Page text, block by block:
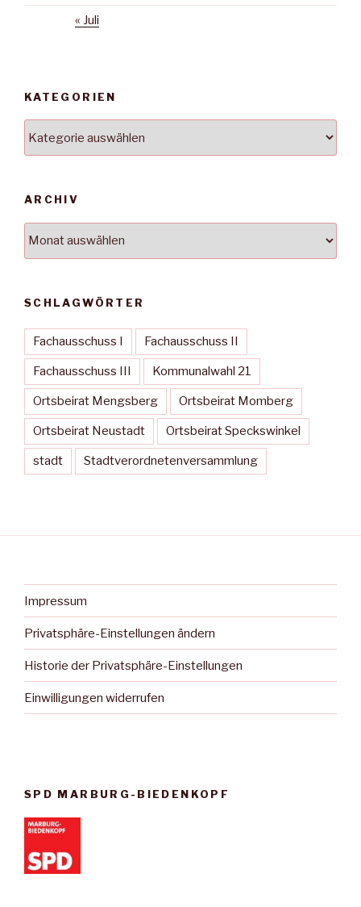
« Juli
KATEGORIEN
ARCHIV
SCHLAGWÖRTER
Fachausschuss I Fachausschuss II
Fachausschuss III Kommunalwahl 21
Ortsbeirat Mengsberg Ortsbeirat Momberg
Ortsbeirat Neustadt Ortsbeirat Speckswinkel
stadt Stadtverordnetenversammlung
Impressum
Privatsphäre-Einstellungen ändern
Historie der Privatsphäre-Einstellungen
Einwilligungen widerrufen
SPD MARBURG-BIEDENKOPF